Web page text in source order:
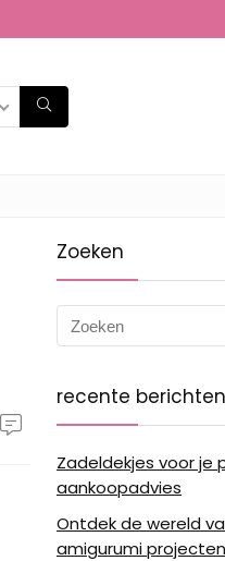
Zoeken
recente berichten
Zadeldekjes voor je
aankoopadvies
Ontdek de wereld
amigurumi projecten